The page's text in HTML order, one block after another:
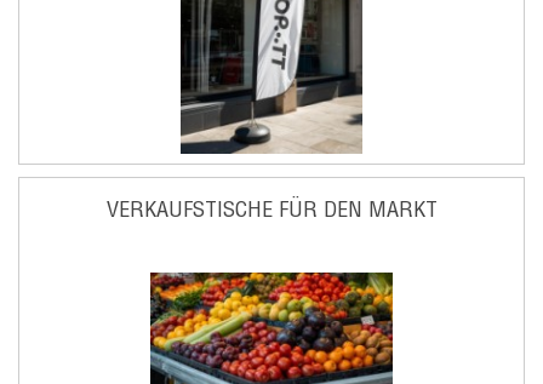
VERKAUFSTISCHE FÜR DEN MARKT